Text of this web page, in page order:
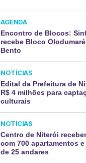
AGENDA
Encontro de Blocos:
recebe Bloco
Bento
NOTÍCIAS
Edital da Prefeitura de
R$ 4 milhões para
culturais
NOTÍCIAS
Centro de Niterói
com 700 apartamentos
de 25 andares